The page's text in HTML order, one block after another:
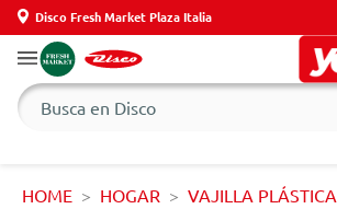
Disco Fresh Market Plaza Italia
HOME HOGAR
VAJILLA PLÁSTICA